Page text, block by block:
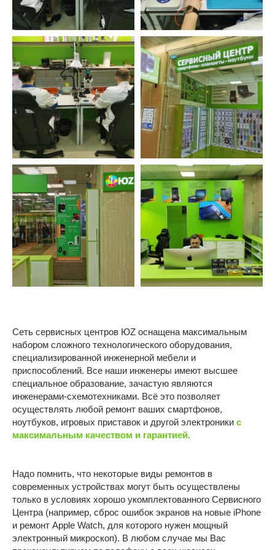
Сеть сервисных центров ЮZ оснащена максимальным
набором сложного технологического оборудования,
специализированной инженерной мебели и
приспособлений. Все наши инженеры имеют высшее
специальное образование, зачастую являются
инженерами-схемотехниками. Всё это позволяет
осуществлять любой ремонт ваших смартфонов,
ноутбуков, игровых приставок и другой электроники с
максимальным качеством и гарантией.
Надо помнить, что некоторые виды ремонтов в
современных устройствах могут быть осуществлены
только в условиях хорошо укомплектованного Сервисного
Центра (например, сброс ошибок экранов на новые iPhone
и ремонт Apple Watch, для которого нужен мощный
электронный микроскоп). В любом случае мы Вас
Не переезжаем, не пропадаем. Находим
решения, даже в самых тяжелых ситуациях.
Бесплатно исправляем ошибки, возникшие
по нашей вине.
УСТРОЙСТВА ФИЛИАЛЫ
ОБЩЕЕ
Устройства Apple
Ноутбуки
Компьютеры
Игровые приставки
Политика конфиденциальности
Текстильщики
Марьино
Made by Goodness
Отзывы
О компании
Контакты
Оставьте заявку и мы перезвоним вам в
ближайшее рабочее время
ИП Витман А.А., ИНН 245506062509, ОГРНИП:
326246800053028
ОСТАВИТЬ ЗАЯВКУ